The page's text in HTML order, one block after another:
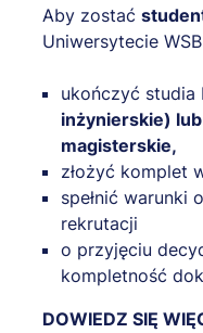
Aby zostać
Uniwersytecie
ukończyć studia
inżynierskie)
magisterskie,
złożyć komplet
spełnić warunki
rekrutacji
o przyjęciu
kompletność
DOWIEDZ SIĘ